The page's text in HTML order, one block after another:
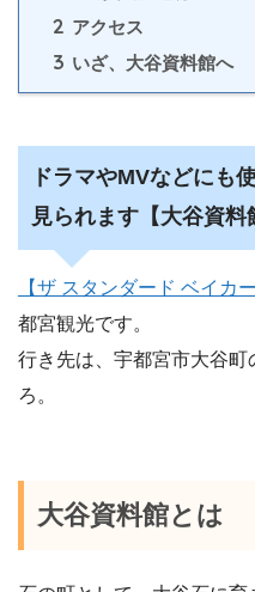
2 アクセス
3 いざ、大谷資料館へ
ドラマやMVなどにも
見られます【大谷資料
【ザ スタンダード ベイカー
都宮観光です。
行き先は、宇都宮市大谷町
ろ。
大谷資料館とは